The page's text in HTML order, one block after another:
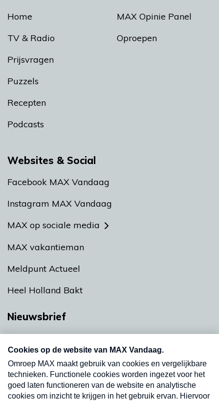
Home
TV & Radio
Prijsvragen
Puzzels
Recepten
Podcasts
MAX Opinie Panel
Oproepen
Websites & Social
Facebook MAX Vandaag
Instagram MAX Vandaag
MAX op sociale media
MAX vakantieman
Meldpunt Actueel
Heel Holland Bakt
Nieuwsbrief
nieuwsbrief. Elke vrijdag- en dinsdagochtend in
uw mailbox.
Verzend